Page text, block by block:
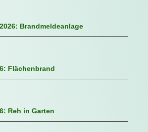
Brandmeldeanlage
Flächenbrand
Reh in Garten